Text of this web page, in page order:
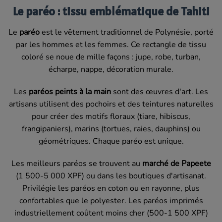
Le paréo : tissu emblématique de Tahiti
Le paréoest le vêtement traditionnel de Polynésie, porté
par les hommes et les femmes. Ce rectangle de tissu
coloré se noue de mille façons : jupe, robe, turban,
écharpe, nappe, décoration murale.
Les paréos peints à la main sont des œuvres d'art. Les
artisans utilisent des pochoirs et des teintures naturelles
pour créer des motifs floraux (tiare, hibiscus,
frangipaniers), marins (tortues, raies, dauphins) ou
géométriques. Chaque paréo est unique.
Les meilleurs paréos se trouvent au marché de Papeete
(1 500-5 000 XPF) ou dans les boutiques d'artisanat.
Privilégie les paréos en coton ou en rayonne, plus
confortables que le polyester. Les paréos imprimés
industriellement coûtent moins cher (500-1 500 XPF)